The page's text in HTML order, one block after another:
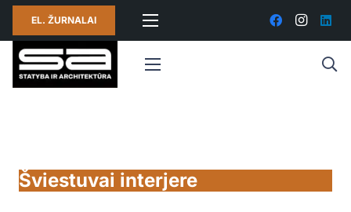
EL. ŽURNALAI
Šviestuvai interjere